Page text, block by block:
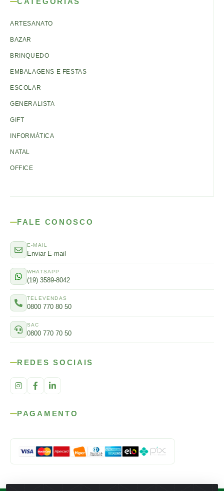
ARTESANATO
BAZAR
BRINQUEDO
EMBALAGENS E FESTAS
ESCOLAR
GENERALISTA
GIFT
INFORMÁTICA
NATAL
OFFICE
FALE CONOSCO
E-MAIL
Enviar E-mail
WHATSAPP
(19) 3589-8042
TELEVENDAS
0800 770 80 50
SAC
0800 770 70 50
REDES SOCIAIS
PAGAMENTO